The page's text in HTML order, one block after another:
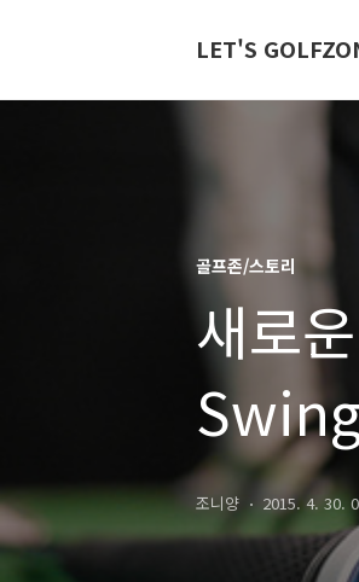
LET'S
골프존/스토리
새로
조니양 2015. 4. 30.